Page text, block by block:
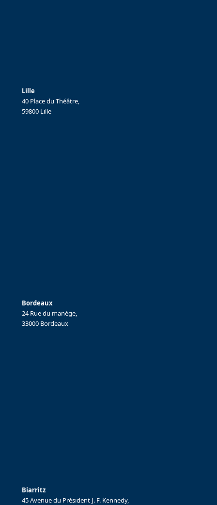
Lille
40 Place du Théâtre,
59800 Lille
Bordeaux
24 Rue du manège,
33000 Bordeaux
Biarritz
45 Avenue du Président J. F. Kennedy,